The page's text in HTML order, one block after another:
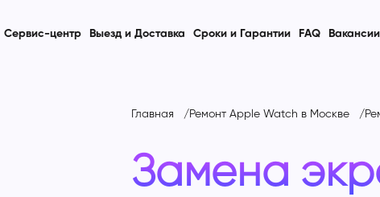
Сервис-центр Выезд и Доставка Сроки и Гарантии FAQ Вакансии
Главная Ремонт Apple Watch в Москве
Замена